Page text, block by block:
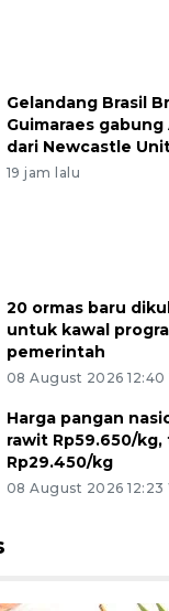
Gelandang Brasil
Guimaraes gabung
dari Newcastle
19 jam lalu
20 ormas baru
untuk kawal
pemerintah
08 August 2026 12:40
Harga pangan
rawit Rp59.650/kg,
Rp29.450/kg
08 August 2026 12:23